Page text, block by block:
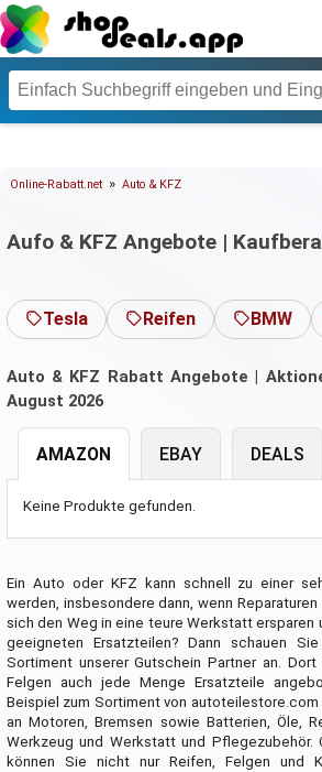
Online-Rabatt.net » Auto & KFZ
Aufo & KFZ Angebote |
Tesla Reifen BMW
Auto & KFZ Rabatt Angebote |
August 2026
AMAZON
Keine Produkte gefunden.
EBAY DEALS
Ein Auto oder KFZ kann schnell zu einer
werden, insbesondere dann, wenn
sich den Weg in eine teure Werkstatt ersparen
geeigneten Ersatzteilen? Dann schauen
Sortiment unserer Gutschein Partner an.
Felgen auch jede Menge Ersatzteile
Beispiel zum Sortiment von autoteilestore.com
an Motoren, Bremsen sowie Batterien, Öle,
Werkzeug und Werkstatt und Pflegezubehör.
können Sie nicht nur Reifen, Felgen und